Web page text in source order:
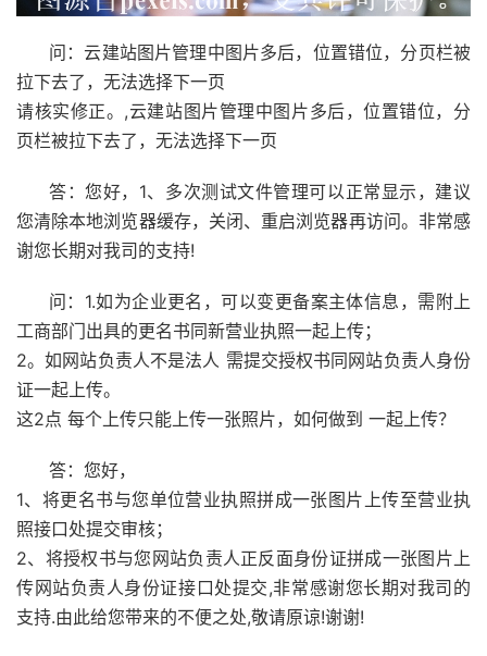
问：云建站图片管理中图片多后，位置错位，分页栏被
拉下去了，无法选择下一页
请核实修正。,云建站图片管理中图片多后，位置错位，分
页栏被拉下去了，无法选择下一页
答：您好，1、多次测试文件管理可以正常显示，建议
您清除本地浏览器缓存，关闭、重启浏览器再访问。非常感
谢您长期对我司的支持!
问：1.如为企业更名，可以变更备案主体信息，需附上
工商部门出具的更名书同新营业执照一起上传；
2。如网站负责人不是法人 需提交授权书同网站负责人身份
证一起上传。
这2点 每个上传只能上传一张照片，如何做到 一起上传？
答：您好，
1、将更名书与您单位营业执照拼成一张图片上传至营业执
照接口处提交审核；
2、将授权书与您网站负责人正反面身份证拼成一张图片上
传网站负责人身份证接口处提交,非常感谢您长期对我司的
支持.由此给您带来的不便之处,敬请原谅!谢谢!